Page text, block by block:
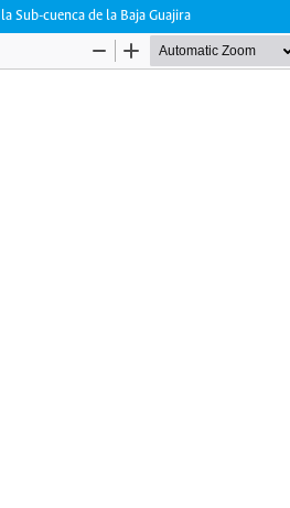
Sub-cuenca de la Baja Guajira